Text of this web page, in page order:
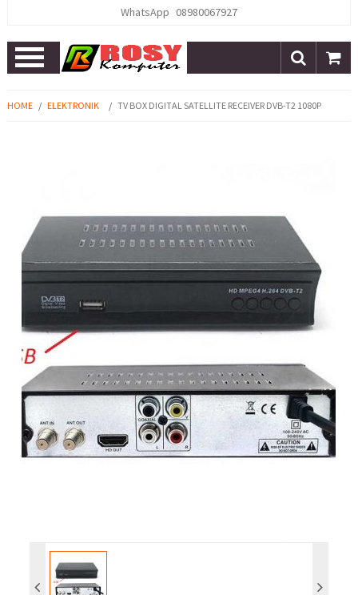
WhatsApp 08980067927
Open
Menu
HOME / ELEKTRONIK / TV BOX DIGITAL SATELLITE RECEIVER DVB-T2 1080P